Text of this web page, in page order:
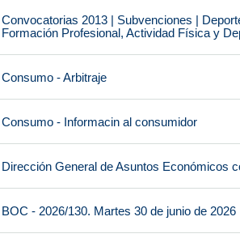
Convocatorias 2013 | Subvenciones |
Formación Profesional, Actividad Física y
Consumo - Arbitraje
Consumo - Informacin al consumidor
Dirección General de Asuntos Económicos
BOC - 2026/130. Martes 30 de junio de 2026